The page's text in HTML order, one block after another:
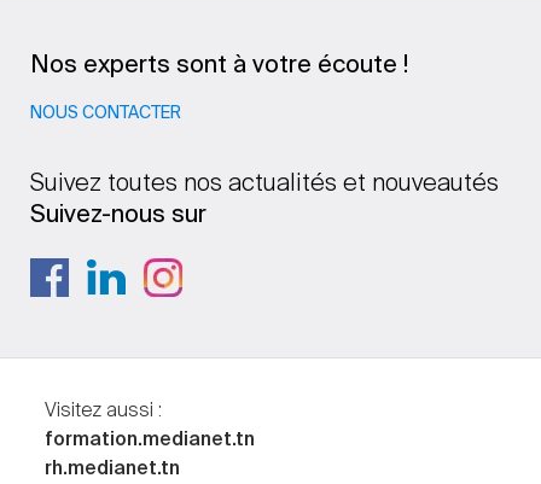
Nos experts sont à votre écoute !
NOUS CONTACTER
Suivez toutes nos actualités et nouveautés
Suivez-nous sur
Visitez aussi :
formation.medianet.tn
rh.medianet.tn